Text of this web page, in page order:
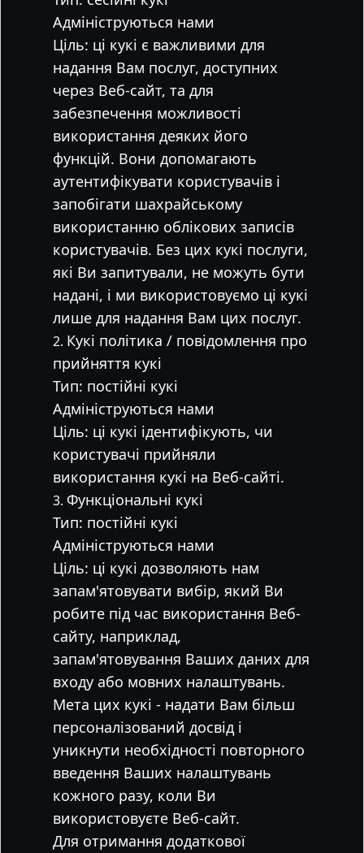
Адмініструються нами
Ціль: ці кукі є важливими для
надання Вам послуг, доступних
через Веб-сайт, та для
забезпечення можливості
використання деяких його
функцій. Вони допомагають
аутентифікувати користувачів і
запобігати шахрайському
використанню облікових записів
користувачів. Без цих кукі послуги,
які Ви запитували, не можуть бути
надані, і ми використовуємо ці кукі
лише для надання Вам цих послуг.
Кукі політика / повідомлення про
прийняття кукі
Тип: постійні кукі
Адмініструються нами
Ціль: ці кукі ідентифікують, чи
користувачі прийняли
використання кукі на Веб-сайті.
Функціональні кукі
Тип: постійні кукі
Адмініструються нами
Ціль: ці кукі дозволяють нам
запам'ятовувати вибір, який Ви
робите під час використання Веб-
сайту, наприклад,
запам'ятовування Ваших даних для
входу або мовних налаштувань.
Мета цих кукі - надати Вам більш
персоналізований досвід і
уникнути необхідності повторного
введення Ваших налаштувань
кожного разу, коли Ви
використовуєте Веб-сайт.
Для отримання додаткової